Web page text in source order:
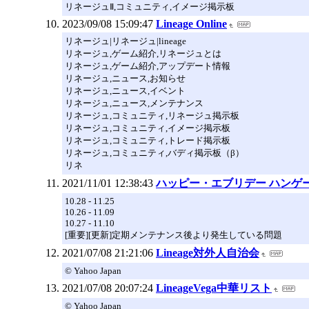
リネージュⅡ,コミュニティ,イメージ掲示板
2023/09/08 15:09:47 Lineage Online
リネージュ|リネージュ|lineage
リネージュ,ゲーム紹介,リネージュとは
リネージュ,ゲーム紹介,アップデート情報
リネージュ,ニュース,お知らせ
リネージュ,ニュース,イベント
リネージュ,ニュース,メンテナンス
リネージュ,コミュニティ,リネージュ掲示板
リネージュ,コミュニティ,イメージ掲示板
リネージュ,コミュニティ,トレード掲示板
リネージュ,コミュニティ,バディ掲示板（β）
リネ
2021/11/01 12:38:43 ハッピー・エブリデー ハンゲ
10.28 - 11.25
10.26 - 11.09
10.27 - 11.10
[重要][更新]定期メンテナンス後より発生している問題
2021/07/08 21:21:06 Lineage対外人自治会
© Yahoo Japan
2021/07/08 20:07:24 LineageVega中華リスト
© Yahoo Japan